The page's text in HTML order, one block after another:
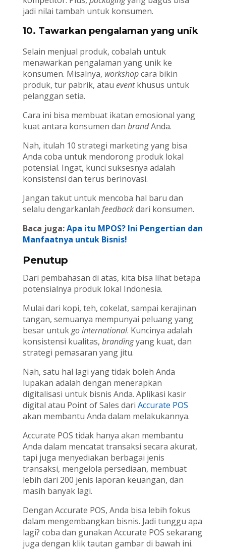
jadi nilai tambah untuk konsumen.
10. Tawarkan pengalaman yang unik
Selain menjual produk, cobalah untuk
menawarkan pengalaman yang unik ke
konsumen. Misalnya, workshopcara bikin
produk, tur pabrik, atau eventkhusus untuk
pelanggan setia.
Cara ini bisa membuat ikatan emosional yang
kuat antara konsumen dan brandAnda.
Nah, itulah 10 strategi marketing yang bisa
Anda coba untuk mendorong produk lokal
potensial. Ingat, kunci suksesnya adalah
konsistensi dan terus berinovasi.
Jangan takut untuk mencoba hal baru dan
selalu dengarkanlah feedbackdari konsumen.
Baca juga:Apa itu MPOS? Ini Pengertian dan
Manfaatnya untuk Bisnis!
Penutup
Dari pembahasan di atas, kita bisa lihat betapa
potensialnya produk lokal Indonesia.
Mulai dari kopi, teh, cokelat, sampai kerajinan
tangan, semuanya mempunyai peluang yang
besar untukgo international. Kuncinya adalah
konsistensi kualitas, brandingyang kuat, dan
strategi pemasaran yang jitu.
Nah, satu hal lagi yang tidak boleh Anda
lupakan adalah dengan menerapkan
digitalisasi untuk bisnis Anda. Aplikasi kasir
digital atau Point of Sales dari Accurate POS
akan membantu Anda dalam melakukannya.
Accurate POS tidak hanya akan membantu
Anda dalam mencatat transaksi secara akurat,
tapi juga menyediakan berbagai jenis
transaksi, mengelola persediaan, membuat
lebih dari 200 jenis laporan keuangan, dan
masih banyak lagi.
Dengan Accurate POS, Anda bisa lebih fokus
dalam mengembangkan bisnis. Jadi tunggu apa
lagi? coba dan gunakan Accurate POS sekarang
juga dengan klik tautan gambar di bawah ini.